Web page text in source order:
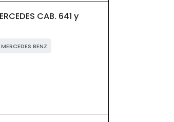
CAB. 641 y
BENZ